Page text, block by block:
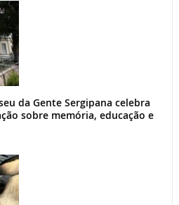
da Gente Sergipana celebra
sobre memória, educação e